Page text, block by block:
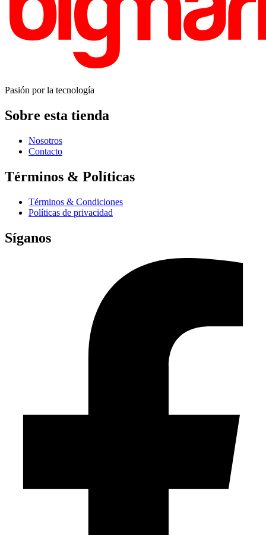
Pasión por la tecnología
Sobre esta tienda
Nosotros
Contacto
Términos & Políticas
Términos & Condiciones
Políticas de privacidad
Síganos